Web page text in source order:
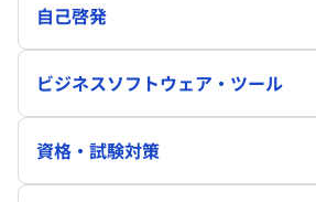
自己啓発
ビジネスソフトウェア・ツール
資格・試験対策